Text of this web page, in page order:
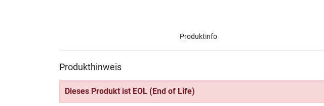
Produktinfo
Produkthinweis
Dieses Produkt ist EOL (End of Life)